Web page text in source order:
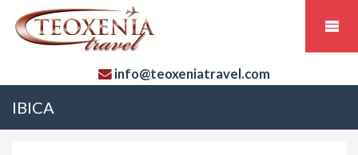
info@teoxeniatravel.com
IBICA